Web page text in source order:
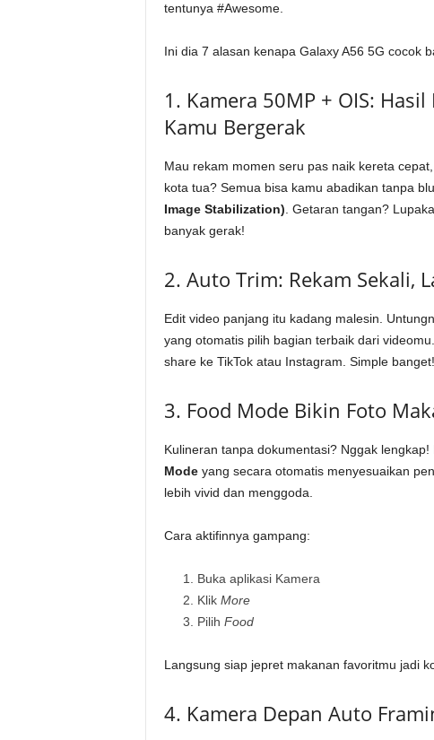
tentunya #Awesome.
Ini dia 7 alasan kenapa Galaxy A56 5G cocok
1. Kamera 50MP + OIS:
Kamu Bergerak
Mau rekam momen seru pas naik kereta
kota tua? Semua bisa kamu abadikan tanpa
Image Stabilization) . Getaran tangan?
banyak gerak!
2. Auto Trim: Rekam Sekali,
Edit video panjang itu kadang malesin.
yang otomatis pilih bagian terbaik dari
share ke TikTok atau Instagram. Simple banget!
3. Food Mode Bikin Foto
Kulineran tanpa dokumentasi? Nggak
Modeyang secara otomatis menyesuaikan
lebih vivid dan menggoda.
Cara aktifinnya gampang:
Buka aplikasi Kamera
Klik More
Pilih Food
Langsung siap jepret makanan favoritmu jadi
4. Kamera Depan Auto